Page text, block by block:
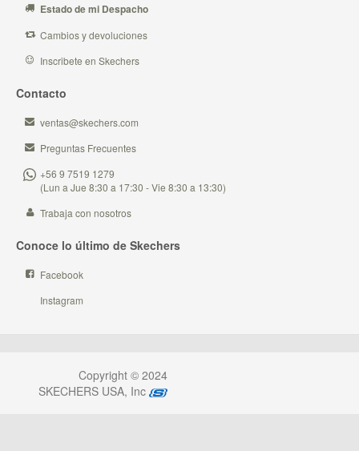
Estado de mi Despacho
Cambios y devoluciones
Inscribete en Skechers
Contacto
ventas@skechers.com
Preguntas Frecuentes
+56 9 7519 1279
(Lun a Jue 8:30 a 17:30 - Vie 8:30 a 13:30)
Trabaja con nosotros
Conoce lo último de Skechers
Facebook
Instagram
Copyright © 2024
SKECHERS USA, Inc